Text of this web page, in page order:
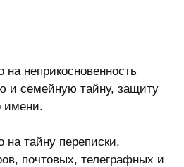
неприкосновенность
и семейную тайну, защиту
имени.
тайну переписки,
почтовых, телеграфных и